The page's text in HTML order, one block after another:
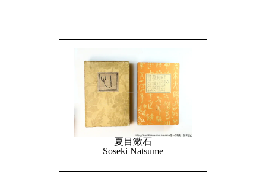
夏目漱石
Soseki Natsume